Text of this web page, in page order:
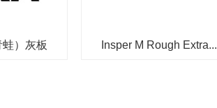
）灰板
Insper M Rough Extra...